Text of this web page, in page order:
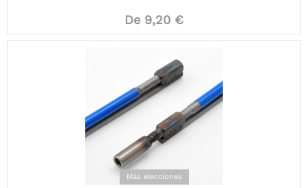
De 9,20 €
Más elecciones